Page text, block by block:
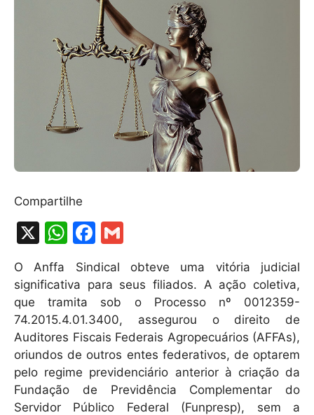
Compartilhe
X
W
h
at
s
A
p
p
F
a
c
e
b
o
o
k
m
ai
O Anffa Sindical obteve uma vitória judicial
significativa para seus filiados. A ação coletiva,
que tramita sob o Processo nº 0012359-
74.2015.4.01.3400, assegurou o direito de
Auditores Fiscais Federais Agropecuários (AFFAs),
oriundos de outros entes federativos, de optarem
pelo regime previdenciário anterior à criação da
Fundação de Previdência Complementar do
Servidor Público Federal (Funpresp), sem a